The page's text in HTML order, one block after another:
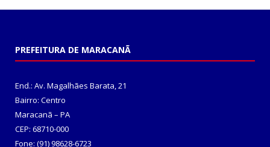
PREFEITURA DE MARACANÃ
End.: Av. Magalhães Barata, 21
Bairro: Centro
Maracanã – PA
CEP: 68710-000
Fone: (91) 98628-6723